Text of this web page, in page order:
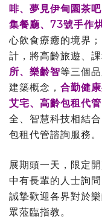
啡、夢見伊甸園茶
集餐廳、73號手作
心飲食療癒的境界；
計，將高齡旅遊、
所、樂齡智等三個
建築概念， 合勤健
艾宅、高齡包租代
全、智慧科技相結
包租代管諮詢服務。
展期頭一天，限定
中有長輩的人士詢
誠摯歡迎各界對於
眾蒞臨指教。